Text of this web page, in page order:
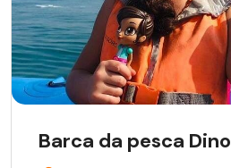
Barca da pesca Dino